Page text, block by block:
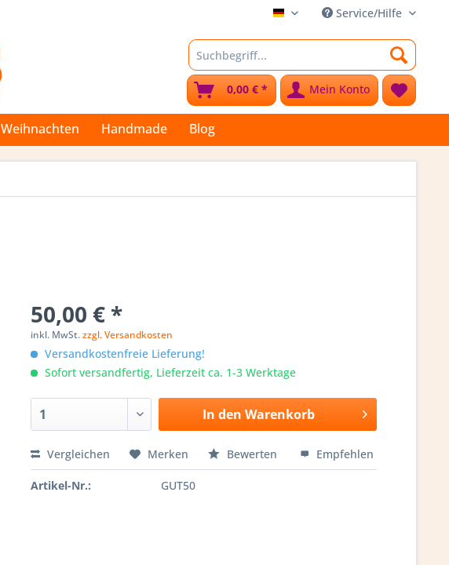
Stoffkleks Service/Hilfe
Mein Konto
0,00 € *
Weihnachten Handmade Blog
50,00 € *
inkl. MwSt.zzgl. Versandkosten
Versandkostenfreie Lieferung!
Sofort versandfertig, Lieferzeit ca. 1-3 Werktage
In den Warenkorb
Vergleichen Merken Bewerten Empfehlen
Artikel-Nr.: GUT50